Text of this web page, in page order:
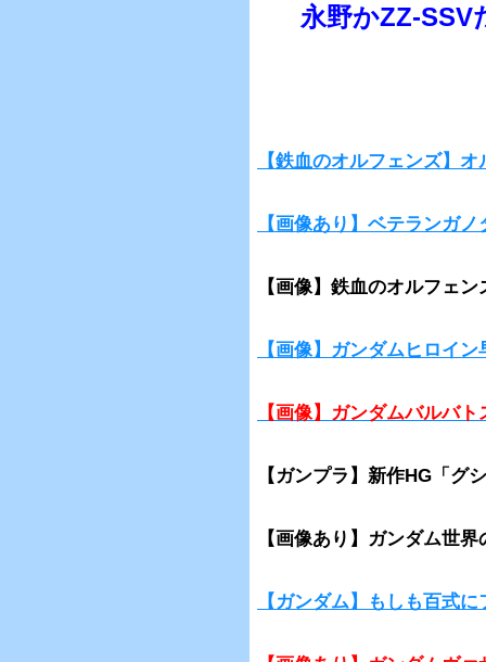
永野かZZ-SSV
【鉄血のオルフェンズ】
【画像あり】ベテランガ
【画像】鉄血のオルフェ
【画像】ガンダムヒロイ
【画像】ガンダムバルバ
【ガンプラ】新作HG「グ
【画像あり】ガンダム世
【ガンダム】もしも百式